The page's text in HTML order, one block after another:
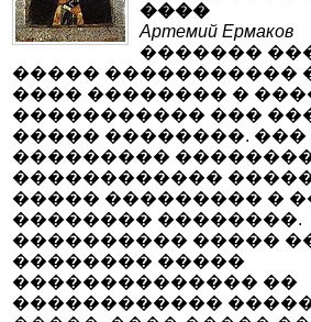
����
Артемий Ермаков
�������
����� �����������
���� �������� �
����������� ���
����� ��������. ���
���������
������������
����� ��������� �
�������� ��������.
���������� �����
�������� �����
�������������� ��
������������